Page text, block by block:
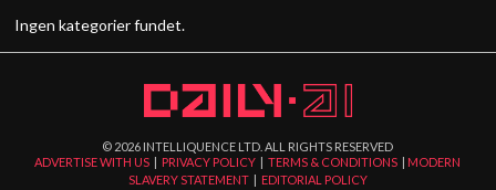
Ingen kategorier fundet.
© 2026 INTELLIQUENCE LTD. ALL RIGHTS RESERVED
ADVERTISE WITH US | PRIVACY POLICY |TERMS & CONDITIONS | MODERN
SLAVERY STATEMENT| EDITORIAL POLICY